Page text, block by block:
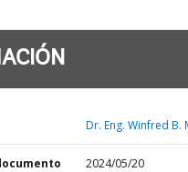
Dr. Eng. Winfred B.
2024/05/20